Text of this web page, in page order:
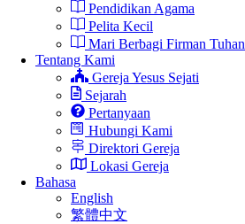
Pendidikan Agama
Pelita Kecil
Mari Berbagi Firman Tuhan
Tentang Kami
Gereja Yesus Sejati
Sejarah
Pertanyaan
Hubungi Kami
Direktori Gereja
Lokasi Gereja
Bahasa
English
繁體中文